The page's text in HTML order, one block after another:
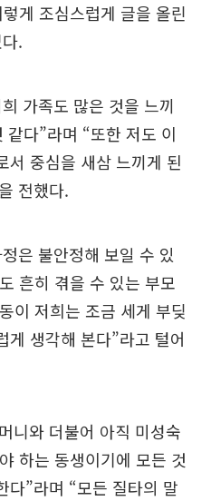
게 조심스럽게 글을 올린
.
가족도 많은 것을 느끼
다”라며 “또한 저도 이
서 중심을 새삼 느끼게 된
전했다.
은 불안정해 보일 수 있
흔히 겪을 수 있는 부모
이 저희는 조금 세게 부딪
게 생각해 본다”라고 털어
니와 더불어 아직 미성숙
하는 동생이기에 모든 것
다”라며 “모든 질타의 말